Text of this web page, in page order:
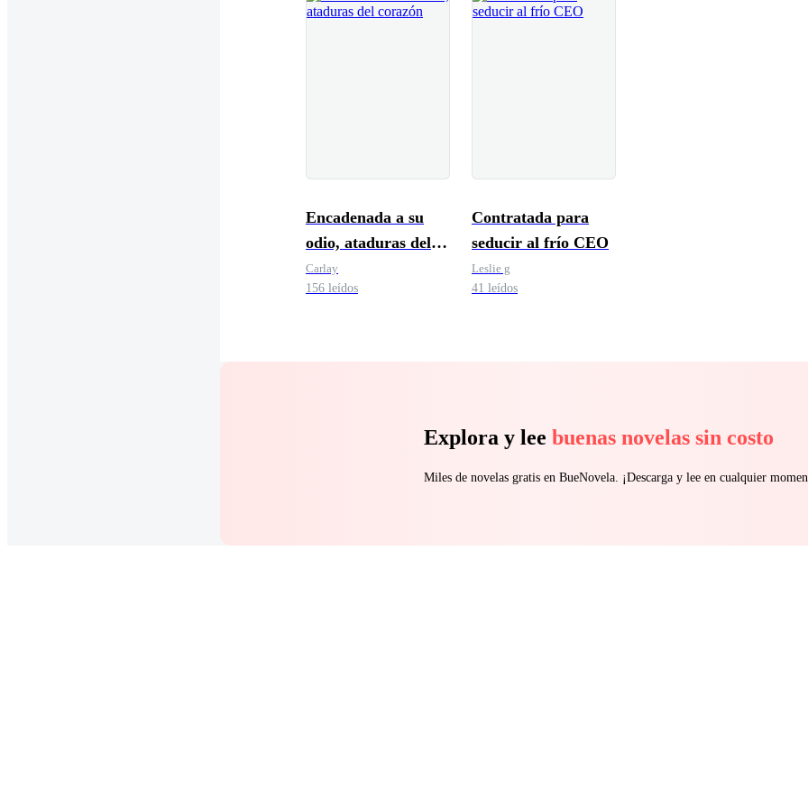
Encadenada a su
odio, ataduras del
corazón
Carlay
156 leídos
Contratada para
seducir al frío CEO
Leslie g
41 leídos
Explora y lee buenas novelas sin costo
Miles de novelas gratis en BueNovela. ¡Descarga y lee en cualquier